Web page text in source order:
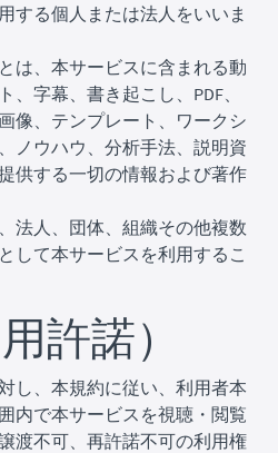
する個人または法人をいいま
は、本サービスに含まれる動
、字幕、書き起こし、PDF、
像、テンプレート、ワークシ
ノウハウ、分析手法、説明資
供する一切の情報および著作
法人、団体、組織その他複数
して本サービスを利用するこ
許諾）
し、本規約に従い、利用者本
内で本サービスを視聴・閲覧
渡不可、再許諾不可の利用権